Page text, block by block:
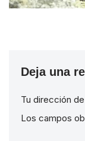
Deja una
Tu dirección
Los campos